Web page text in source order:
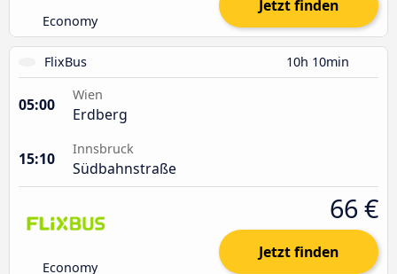
Economy
Jetzt finden
FlixBus 10h 10min
05:00
Wien
Erdberg
15:10
Innsbruck
Südbahnstraße
Economy
66 €
Jetzt finden